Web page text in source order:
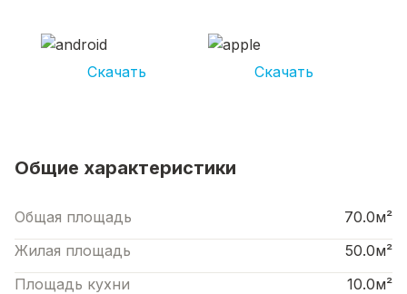
Скачать Скачать
Общие характеристики
Общая площадь
70.0м²
Жилая площадь
50.0м²
Площадь кухни
10.0м²